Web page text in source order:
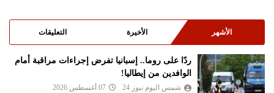
الأشهر الأخيرة التعليقات
ردًا على روما.. إسبانيا تفرض إجراءات مراقبة أمام
الوافدين من إيطاليا!
شمس اليوم نيوز 24 07 أغسطس 2026